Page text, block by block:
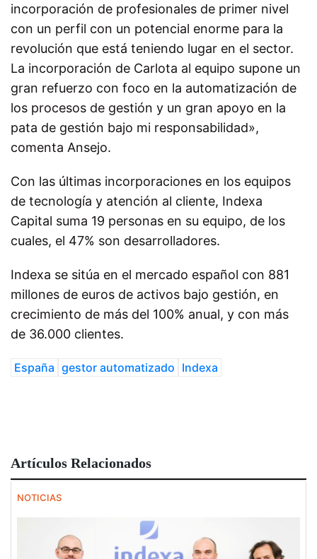
incorporación de profesionales de primer nivel
con un perfil con un potencial enorme para la
revolución que está teniendo lugar en el sector.
La incorporación de Carlota al equipo supone un
gran refuerzo con foco en la automatización de
los procesos de gestión y un gran apoyo en la
pata de gestión bajo mi responsabilidad»,
comenta Ansejo.
Con las últimas incorporaciones en los equipos
de tecnología y atención al cliente, Indexa
Capital suma 19 personas en su equipo, de los
cuales, el 47% son desarrolladores.
Indexa se sitúa en el mercado español con 881
millones de euros de activos bajo gestión, en
crecimiento de más del 100% anual, y con más
de 36.000 clientes.
España gestor automatizado Indexa
Artículos Relacionados
NOTICIAS